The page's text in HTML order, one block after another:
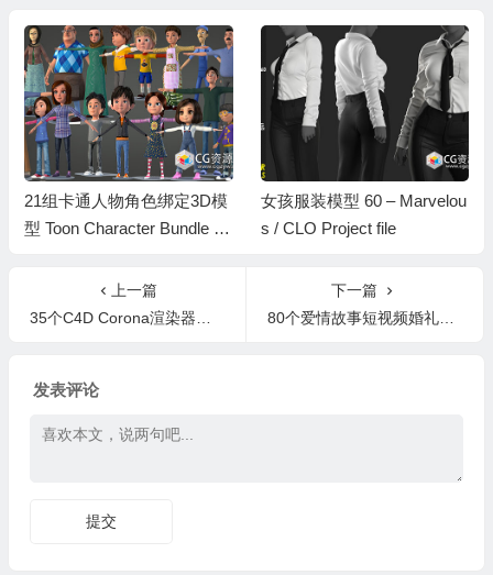
女孩服装模型 60 – Marvelou
s / CLO Project file
Blender 50款电商产品化妆
品场景3D模型合集资产预设
上一篇
35个C4D Corona渲染器项目文件Cinema4D模型包
下一篇
80个爱情故事短视频婚礼配乐背景音乐MP3/WAV
发表评论